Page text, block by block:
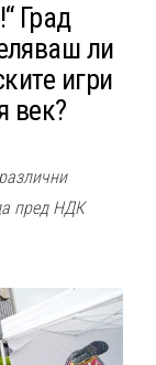
Град
ли
игри
век?
пред НДК